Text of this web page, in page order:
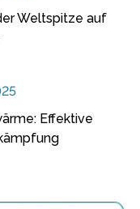
Weltspitze auf
Effektive